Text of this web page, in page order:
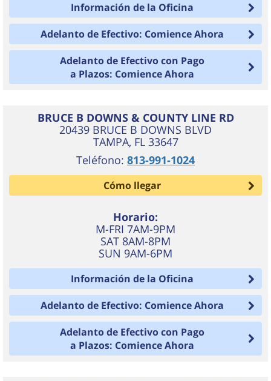
Información de la Oficina
Adelanto de Efectivo: Comience Ahora
Adelanto de Efectivo con Pago
a Plazos: Comience Ahora
BRUCE B DOWNS & COUNTY LINE RD
20439 BRUCE B DOWNS BLVD
TAMPA, FL 33647
Teléfono: 813-991-1024
Cómo llegar
Horario:
M-FRI 7AM-9PM
SAT 8AM-8PM
SUN 9AM-6PM
Información de la Oficina
Adelanto de Efectivo: Comience Ahora
Adelanto de Efectivo con Pago
a Plazos: Comience Ahora